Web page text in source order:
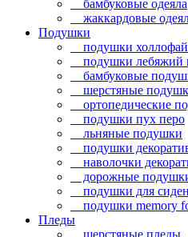
бамбуковые одеяла
жаккардовые
Подушки
подушки
подушки лебяжий
бамбуковые
шерстяные
ортопедические
подушки пух перо
льняные подушки
подушки
наволочки
дорожные
подушки для
подушки memory
Пледы
шерстяные пледы